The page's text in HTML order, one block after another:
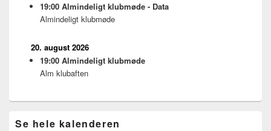
19:00 Almindeligt klubmøde - Data
Almindeligt klubmøde
20. august 2026
19:00 Almindeligt klubmøde
Alm klubaften
Se hele kalenderen